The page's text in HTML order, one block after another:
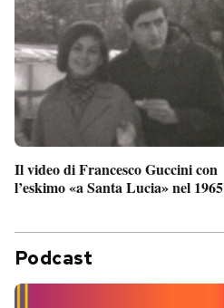
Il video di Francesco Guccini con
l’eskimo «a Santa Lucia» nel 1965
Podcast